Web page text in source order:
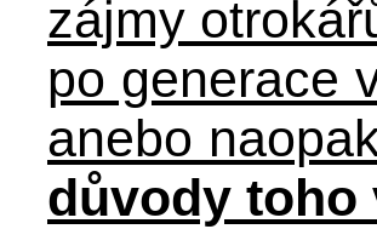
zájmy
po generace
anebo
důvody toho